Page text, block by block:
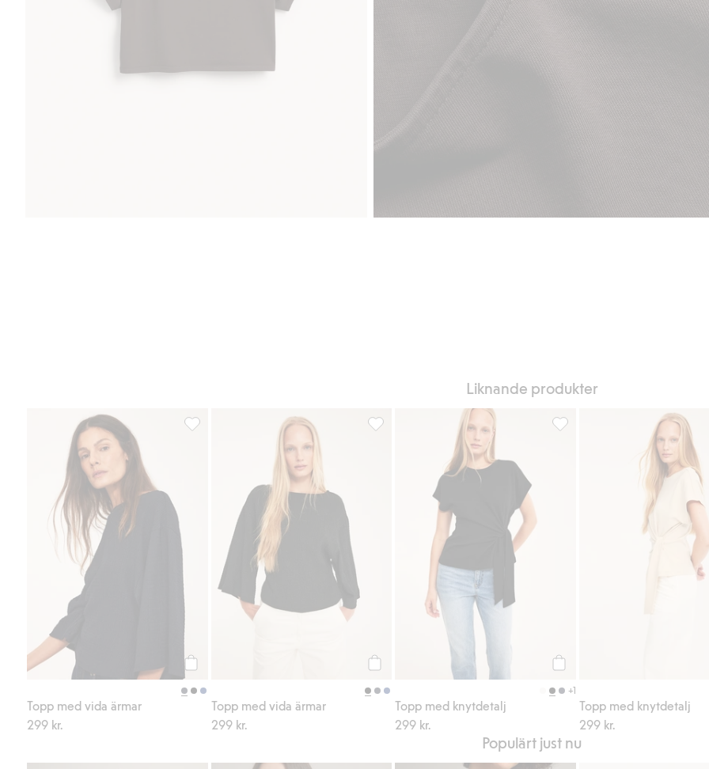
Liknande produkter
Köp
Topp med vida ärmar
299 kr.
Topp med vida ärmar, Lägg till i favoriter
Topp med vida ärmar
299 kr.
Topp med vida ärmar, Lägg till i favoriter
+1
Topp med knytdetalj
299 kr.
Topp med knytdetalj, Lägg
Topp med knytdetalj
299 kr.
Populärt just nu